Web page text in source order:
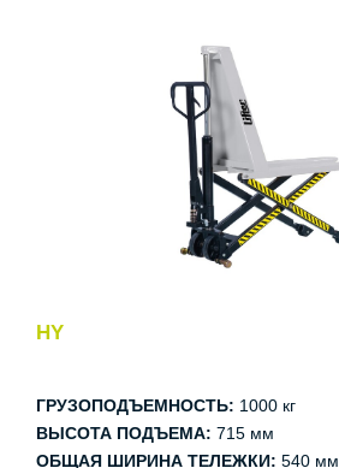
HY
ГРУЗОПОДЪЕМНОСТЬ: 1000 кг
ВЫСОТА ПОДЪЕМА: 715 мм
ОБЩАЯ ШИРИНА ТЕЛЕЖКИ: 540 мм